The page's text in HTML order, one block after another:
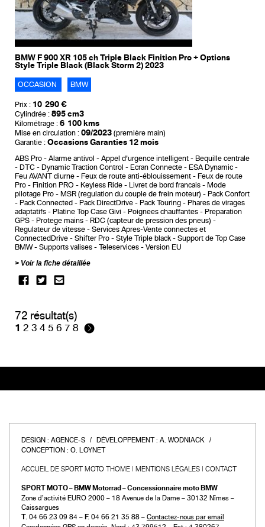
BMW F 900 XR 105 ch Triple Black Finition Pro + Options
Style Triple Black (Black Storm 2) 2023
OCCASION BMW
Prix : 10 290 €
Cylindrée : 895 cm3
Kilométrage : 6 100 kms
Mise en circulation : 09/2023 (première main)
Garantie : Occasions Garanties 12 mois
ABS Pro Alarme antivol Appel d'urgence intelligent
Bequille centrale
DTC - Dynamic Traction Control
Ecran Connecte
ESA Dynamic
Feu AVANT diurne
Feux de route anti-éblouissement
Feux de route
Pro
Finition PRO Keyless Ride Livret de bord francais
Mode
pilotage Pro
MSR (regulation du couple de frein moteur)
Pack Confort
Pack Connected
Pack DirectDrive Pack Touring
Phares de virages
adaptatifs
Platine Top Case Givi Poignees chauffantes
Preparation
GPS
Protege mains
RDC (capteur de pression des pneus)
Regulateur de vitesse
Services Apres-Vente connectes et
ConnectedDrive
Shifter Pro Style Triple black
Support de Top Case
BMW
Supports valises Teleservices
Version EU
Voir la fiche détaillée
72 résultat(s)
1 2 3 4 5 6 7 8
DESIGN : AGENCE-S DÉVELOPPEMENT : A. WODNIACK
CONCEPTION : O. LOYNET
ACCUEIL DE SPORT MOTO THOME MENTIONS LÉGALES CONTACT
SPORT MOTO – BMW Motorrad – Concessionnaire moto BMW
Zone d’activité EURO 2000 – 18 Avenue de la Dame – 30132 Nîmes –
Caissargues
T. 04 66 23 09 84 – F. 04 66 21 35 88 – Contactez-nous par email